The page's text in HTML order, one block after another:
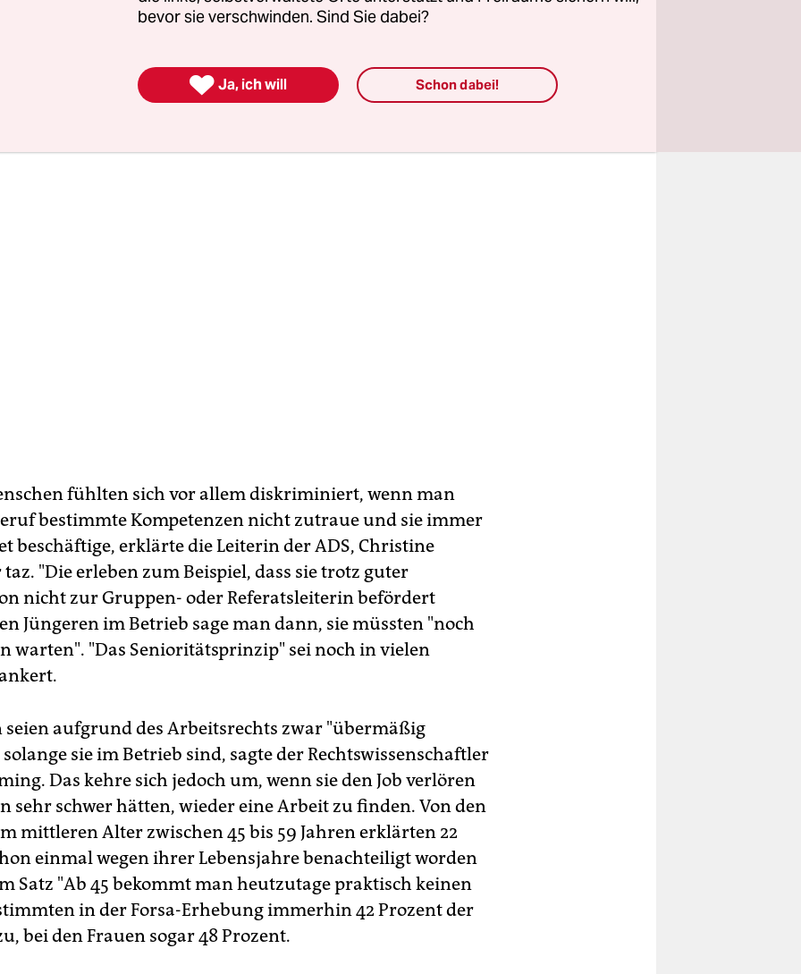
21 Prozent der 1.500 Befragten gaben dabei an,
29-Jährigen waren dies 29 Prozent, unter den über 60-
18 Prozent. Das Thema "Altersdiskriminierung" soll der
fühlten sich vor allem diskriminiert, wenn man
bestimmte Kompetenzen nicht zutraue und sie immer
beschäftige, erklärte die Leiterin der ADS, Christine
taz. "Die erleben zum Beispiel, dass sie trotz guter
nicht zur Gruppen- oder Referatsleiterin befördert
Jüngeren im Betrieb sage man dann, sie müssten "noch
warten". "Das Senioritätsprinzip" sei noch in vielen
seien aufgrund des Arbeitsrechts zwar "übermäßig
sie im Betrieb sind, sagte der Rechtswissenschaftler
Das kehre sich jedoch um, wenn sie den Job verlören
sehr schwer hätten, wieder eine Arbeit zu finden. Von den
mittleren Alter zwischen 45 bis 59 Jahren erklärten 22
einmal wegen ihrer Lebensjahre benachteiligt worden
Satz "Ab 45 bekommt man heutzutage praktisch keinen
in der Forsa-Erhebung immerhin 42 Prozent der
bei den Frauen sogar 48 Prozent.
bevor sie verschwinden. Sind Sie dabei?
 Ja, ich will Schon dabei!